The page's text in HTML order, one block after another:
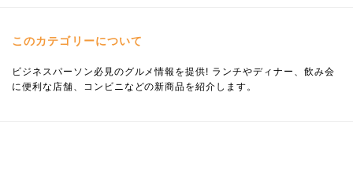
このカテゴリーについて
ビジネスパーソン必見のグルメ情報を提供! ランチやディナー、飲み会
に便利な店舗、コンビニなどの新商品を紹介します。